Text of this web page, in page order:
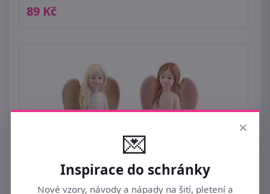
89 Kč
×
💌
Inspirace do schránky
Nové vzory, návody a nápady na šití, pletení a